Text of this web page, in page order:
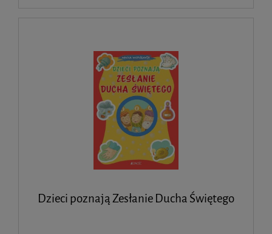
Dzieci poznają Zesłanie Ducha Świętego